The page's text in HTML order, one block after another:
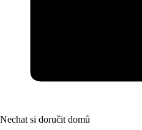
Nechat si doručit domů